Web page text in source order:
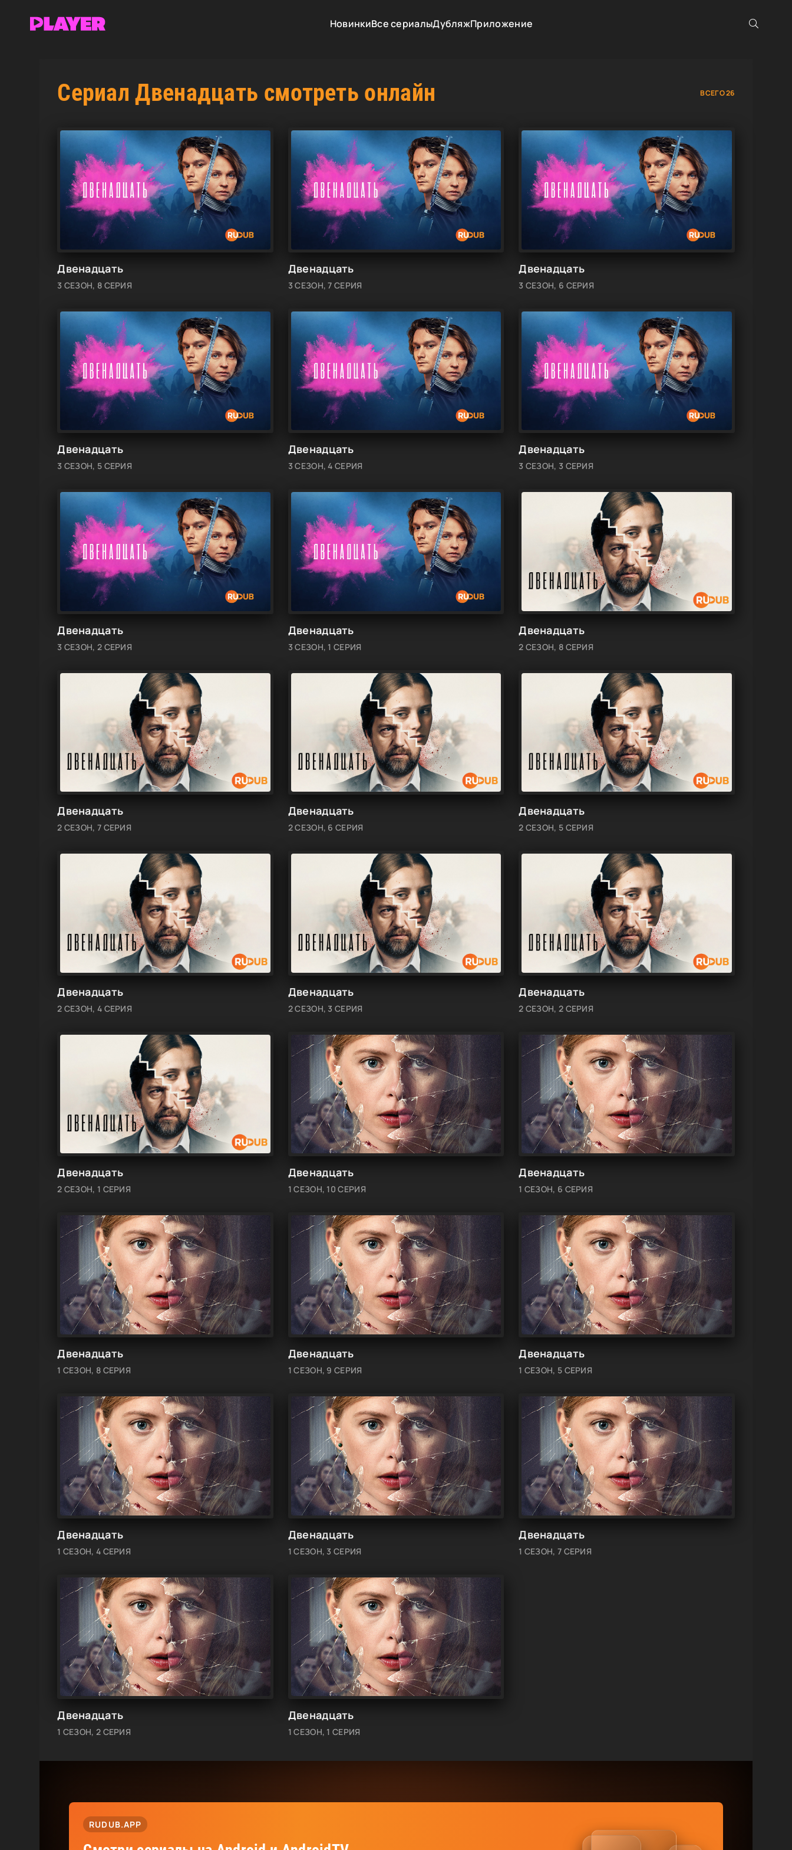
НовинкиВсе сериалыДубляжПриложение
Сериал Двенадцать смотреть онлайн ВСЕГО 26
Двенадцать
3 СЕЗОН, 8 СЕРИЯ
Двенадцать
3 СЕЗОН, 7 СЕРИЯ
Двенадцать
3 СЕЗОН, 6 СЕРИЯ
Двенадцать
3 СЕЗОН, 5 СЕРИЯ
Двенадцать
3 СЕЗОН, 4 СЕРИЯ
Двенадцать
3 СЕЗОН, 3 СЕРИЯ
Двенадцать
3 СЕЗОН, 2 СЕРИЯ
Двенадцать
3 СЕЗОН, 1 СЕРИЯ
Двенадцать
2 СЕЗОН, 8 СЕРИЯ
Двенадцать
2 СЕЗОН, 7 СЕРИЯ
Двенадцать
2 СЕЗОН, 6 СЕРИЯ
Двенадцать
2 СЕЗОН, 5 СЕРИЯ
Двенадцать
2 СЕЗОН, 4 СЕРИЯ
Двенадцать
2 СЕЗОН, 3 СЕРИЯ
Двенадцать
2 СЕЗОН, 2 СЕРИЯ
Двенадцать
2 СЕЗОН, 1 СЕРИЯ
Двенадцать
1 СЕЗОН, 10 СЕРИЯ
Двенадцать
1 СЕЗОН, 6 СЕРИЯ
Двенадцать
1 СЕЗОН, 8 СЕРИЯ
Двенадцать
1 СЕЗОН, 9 СЕРИЯ
Двенадцать
1 СЕЗОН, 5 СЕРИЯ
Двенадцать
1 СЕЗОН, 4 СЕРИЯ
Двенадцать
1 СЕЗОН, 3 СЕРИЯ
Двенадцать
1 СЕЗОН, 7 СЕРИЯ
Двенадцать
1 СЕЗОН, 2 СЕРИЯ
Двенадцать
1 СЕЗОН, 1 СЕРИЯ
RUDUB.APP